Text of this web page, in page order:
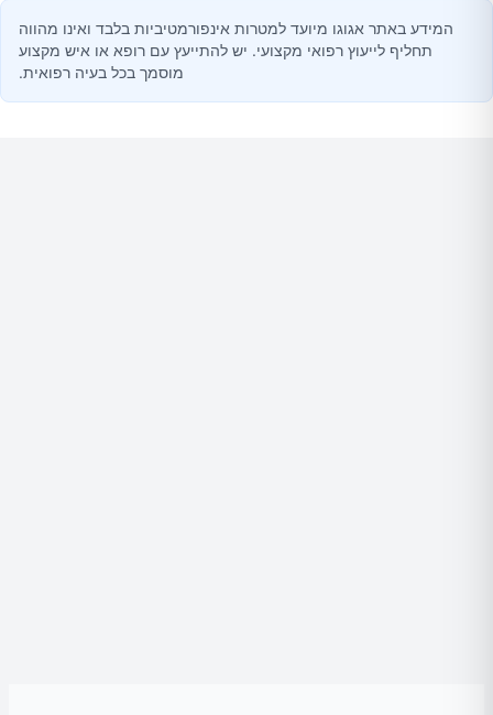
המידע באתר אגוגו מיועד למטרות אינפורמטיביות בלבד ואינו מהווה
תחליף לייעוץ רפואי מקצועי. יש להתייעץ עם רופא או איש מקצוע
מוסמך בכל בעיה רפואית.